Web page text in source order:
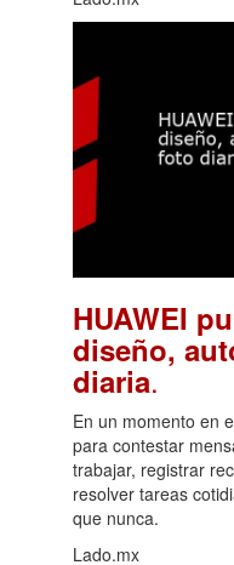
HUAWEI
diseño,
diaria.
En un momento en
para contestar
trabajar, registrar
resolver tareas
que nunca.
Lado.mx